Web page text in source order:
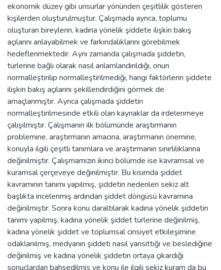
ekonomik düzey gibi unsurlar yönünden çeşitlilik gösteren
kişilerden oluşturulmuştur. Çalışmada ayrıca, toplumu
oluşturan bireylerin, kadına yönelik şiddete ilişkin bakış
açılarını anlayabilmek ve farkındalıklarını görebilmek
hedeflenmektedir. Aynı zamanda çalışmada şiddetin,
türlerine bağlı olarak nasıl anlamlandırıldığı, onun
normalleştirilip normalleştirilmediği, hangi faktörlerin şiddete
ilişkin bakış açılarını şekillendirdiğini görmek de
amaçlanmıştır. Ayrıca çalışmada şiddetin
normalleştirilmesinde etkili olan kaynaklar da irdelenmeye
çalışılmıştır. Çalışmanın ilk bölümünde araştırmanın
problemine, araştırmanın amacına, araştırmanın önemine,
konuyla ilgili çeşitli tanımlara ve araştırmanın sınırlılıklarına
değinilmiştir. Çalışmamızın ikinci bölümde ise kavramsal ve
kuramsal çerçeveye değinilmiştir. Bu kısımda şiddet
kavramının tanımı yapılmış, şiddetin nedenleri sekiz alt
başlıkta incelenmiş ardından şiddet döngüsü kavramına
değinilmiştir. Sonra konu daraltılarak kadına yönelik şiddetin
tanımı yapılmış, kadına yönelik şiddet türlerine değinilmiş,
kadına yönelik şiddet ve toplumsal cinsiyet etkileşimine
odaklanılmış, medyanın şiddeti nasıl yansıttığı ve beslediğine
değinilmiş ve kadına yönelik şiddetin ortaya çıkardığı
sonuçlardan bahsedilmiş ve konu ile ilgili sekiz kuram da bu